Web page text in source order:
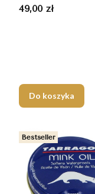
Cena
49,00 zł
Do koszyka
Bestseller